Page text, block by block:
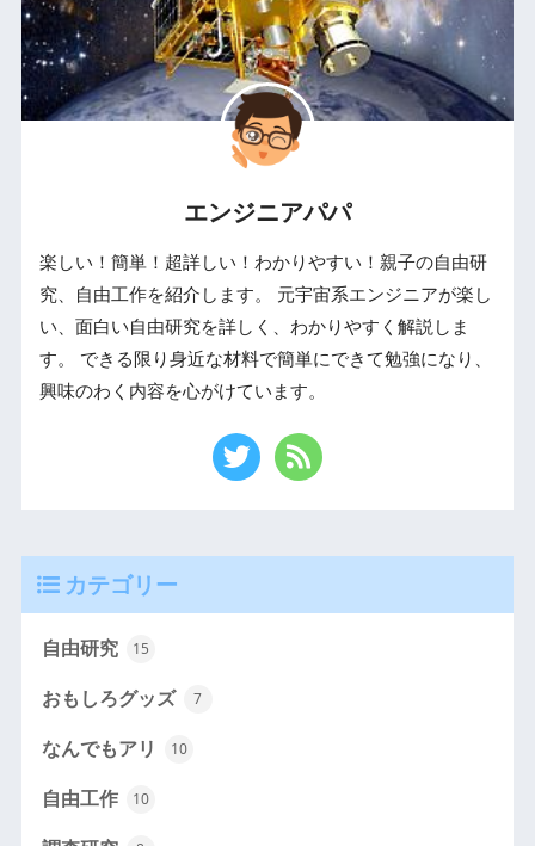
エンジニアパパ
楽しい！簡単！超詳しい！わかりやすい！親子の自由研
究、自由工作を紹介します。 元宇宙系エンジニアが楽し
い、面白い自由研究を詳しく、わかりやすく解説しま
す。 できる限り身近な材料で簡単にできて勉強になり、
興味のわく内容を心がけています。
カテゴリー
自由研究 15
おもしろグッズ 7
なんでもアリ 10
自由工作 10